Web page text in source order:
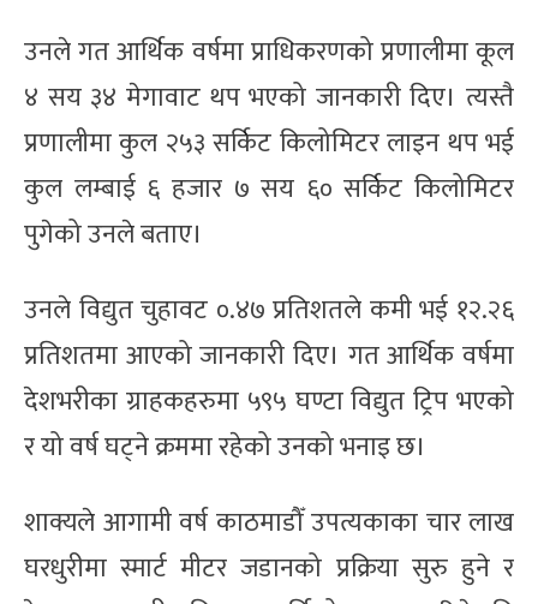
उनले गत आर्थिक वर्षमा प्राधिकरणको प्रणालीमा कूल
४ सय ३४ मेगावाट थप भएको जानकारी दिए। त्यस्तै
प्रणालीमा कुल २५३ सर्किट किलोमिटर लाइन थप भई
कुल लम्बाई ६ हजार ७ सय ६० सर्किट किलोमिटर
पुगेको उनले बताए।
उनले विद्युत चुहावट ०.४७ प्रतिशतले कमी भई १२.२६
प्रतिशतमा आएको जानकारी दिए। गत आर्थिक वर्षमा
देशभरीका ग्राहकहरुमा ५९५ घण्टा विद्युत ट्रिप भएको
र यो वर्ष घट्ने क्रममा रहेको उनको भनाइ छ।
शाक्यले आगामी वर्ष काठमाडौँ उपत्यकाका चार लाख
घरधुरीमा स्मार्ट मीटर जडानको प्रक्रिया सुरु हुने र